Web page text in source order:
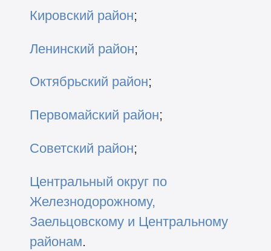
Кировский район;
Ленинский район;
Октябрьский район;
Первомайский район;
Советский район;
Центральный округ по
Железнодорожному,
Заельцовскому и Центральному
районам.